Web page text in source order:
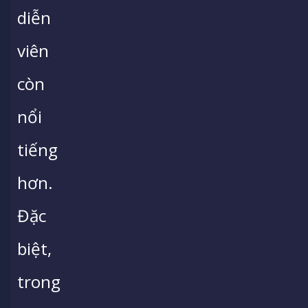
diễn
viên
còn
nổi
tiếng
hơn.
Đặc
biệt,
trong